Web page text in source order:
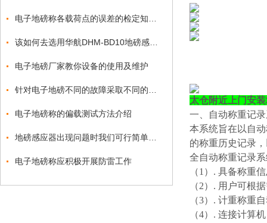
电子地磅厂家教你设备的使用及维护
电子地磅称的偏载测试方法介绍
电子地磅称应积极开展防雷工作
太仓附近上门安
一、自动称重记
本系统旨在以自
的称重历史记录
全自动称重记录
（1）. 具备称重
（2）. 用户可根
（3）. 计重称重
（4）. 连接计算